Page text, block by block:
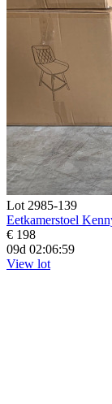
Lot 2985-139
Eetkamerstoel
€ 198
09d 02:06:58
View lot